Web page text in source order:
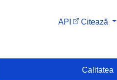
API Citează
Calitatea